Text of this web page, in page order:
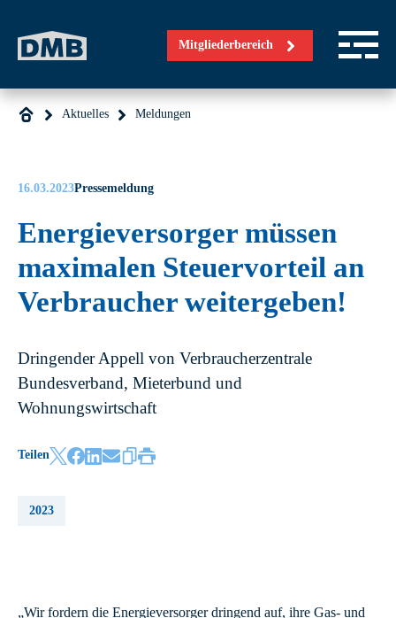
Mitgliederbereich
Aktuelles Meldungen
16.03.2023Pressemeldung
Energieversorger müssen
maximalen Steuervorteil an
Verbraucher weitergeben!
Dringender Appell von Verbraucherzentrale
Bundesverband, Mieterbund und
Wohnungswirtschaft
Teilen
2023
„Wir fordern die Energieversorger dringend auf, ihre Gas- und